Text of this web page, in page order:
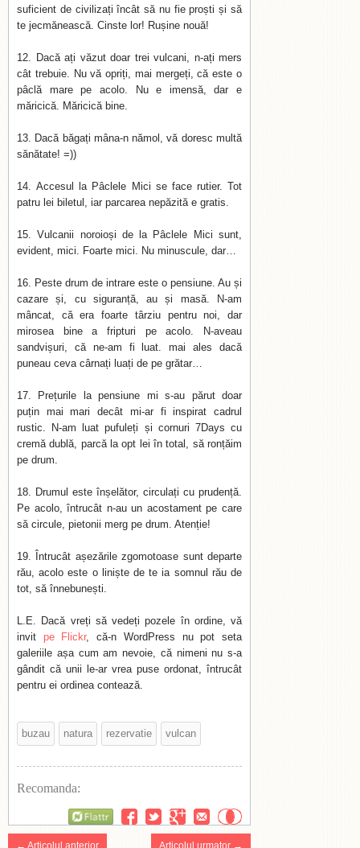
suficient de civilizați încât să nu fie proști și să
te jecmănească. Cinste lor! Rușine nouă!
Dacă ați văzut doar trei vulcani, n-ați mers
cât trebuie. Nu vă opriți, mai mergeți, că este o
pâclă mare pe acolo. Nu e imensă, dar e
măricică. Măricică bine.
Dacă băgați mâna-n nămol, vă doresc multă
sănătate! =))
Accesul la Pâclele Mici se face rutier. Tot
patru lei biletul, iar parcarea nepăzită e gratis.
Vulcanii noroioși de la Pâclele Mici sunt,
evident, mici. Foarte mici. Nu minuscule, dar…
Peste drum de intrare este o pensiune. Au și
cazare și, cu siguranță, au și masă. N-am
mâncat, că era foarte târziu pentru noi, dar
mirosea bine a fripturi pe acolo. N-aveau
sandvișuri, că ne-am fi luat. mai ales dacă
puneau ceva cârnați luați de pe grătar…
Prețurile la pensiune mi s-au părut doar
puțin mai mari decât mi-ar fi inspirat cadrul
rustic. N-am luat pufuleți și cornuri 7Days cu
cremă dublă, parcă la opt lei în total, să ronțăim
pe drum.
Drumul este înșelător, circulați cu prudență.
Pe acolo, întrucât n-au un acostament pe care
să circule, pietonii merg pe drum. Atenție!
Întrucât așezările zgomotoase sunt departe
rău, acolo este o liniște de te ia somnul rău de
tot, să înnebunești.
L.E. Dacă vreți să vedeți pozele în ordine, vă
invit pe Flickr, că-n WordPress nu pot seta
galeriile așa cum am nevoie, că nimeni nu s-a
gândit că unii le-ar vrea puse ordonat, întrucât
pentru ei ordinea contează.
buzau natura rezervatie vulcan
Recomanda:
← Articolul anterior Articolul urmator →